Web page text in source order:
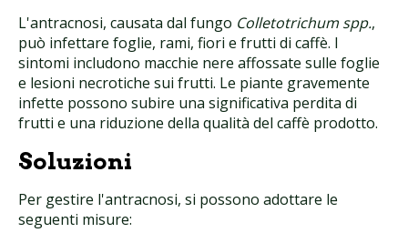
L'antracnosi, causata dal fungo Colletotrichum spp.,
può infettare foglie, rami, fiori e frutti di caffè. I
sintomi includono macchie nere affossate sulle foglie
e lesioni necrotiche sui frutti. Le piante gravemente
infette possono subire una significativa perdita di
frutti e una riduzione della qualità del caffè prodotto.
Soluzioni
Per gestire l'antracnosi, si possono adottare le
seguenti misure: